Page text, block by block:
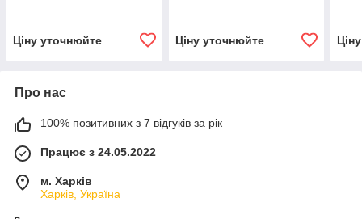
Ціну уточнюйте Ціну уточнюйте
Про нас
100% позитивних з 7 відгуків за рік
Працює з 24.05.2022
м. Харків
Харків, Україна